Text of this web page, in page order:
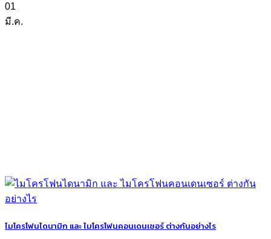
01
มี.ค.
ไมโครโฟนไดนามิก และ ไมโครโฟนคอนเดนเซอร์ ต่างกันอย่างไร